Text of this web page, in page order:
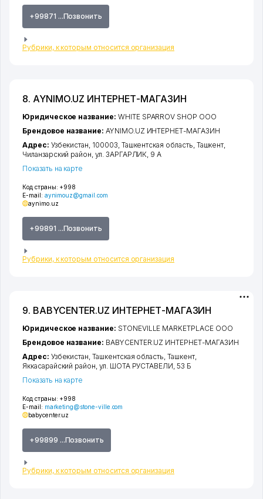
+99871 ...Позвонить
Рубрики, к которым относится организация
8. AYNIMO.UZ ИНТЕРНЕТ-МАГАЗИН
Код страны: +998
E-mail: aynimouz@gmail.com
aynimo.uz
+99891 ...Позвонить
Рубрики, к которым относится организация
Юридическое название: WHITE SPARROV SHOP ООО
Брендовое название: AYNIMO.UZ ИНТЕРНЕТ-МАГАЗИН
Адрес: Узбекистан, 100003, Ташкентская область Ташкент
Чиланзарский район ,ул. ЗАРГАРЛИК , 9 А
Показать на карте
9. BABYCENTER.UZ ИНТЕРНЕТ-МАГАЗИН
Код страны: +998
E-mail: marketing@stone-ville.com
babycenter.uz
+99899 ...Позвонить
Рубрики, к которым относится организация
Юридическое название: STONEVILLE MARKETPLACE ООО
Брендовое название: BABYCENTER.UZ ИНТЕРНЕТ-МАГАЗИН
Адрес: Узбекистан,Ташкентская область ,Ташкент,
Яккасарайский район ул. ШОТА РУСТАВЕЛИ , 53 Б
Показать на карте